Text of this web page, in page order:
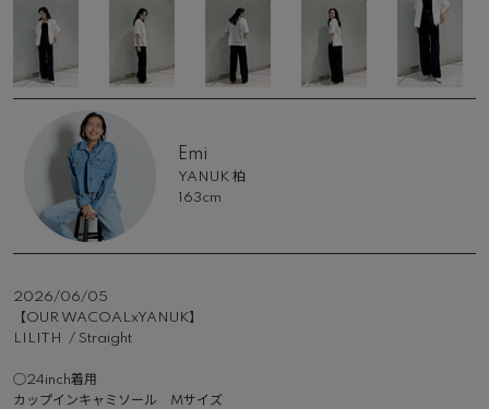
Emi
YANUK 柏
163cm
2026/06/05
【OUR WACOALxYANUK】
LILITH  / Straight
◯24inch着用
カップインキャミソール　Mサイズ